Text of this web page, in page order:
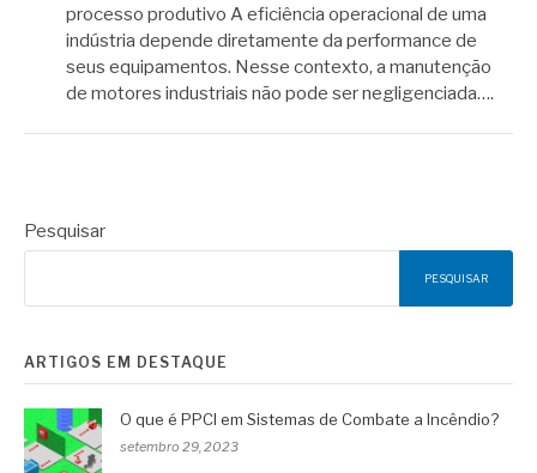
processo produtivo A eficiência operacional de uma
indústria depende diretamente da performance de
seus equipamentos. Nesse contexto, a manutenção
de motores industriais não pode ser negligenciada….
Pesquisar
PESQUISAR
ARTIGOS EM DESTAQUE
O que é PPCI em Sistemas de Combate a Incêndio?
setembro 29, 2023